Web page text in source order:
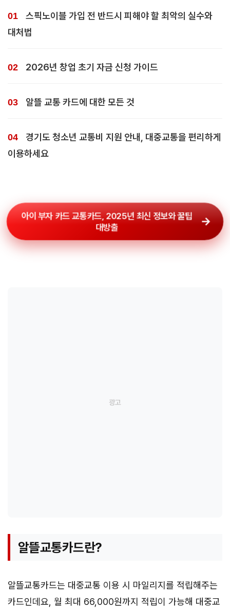
스픽노이블 가입 전 반드시 피해야 할 최악의 실수와
대처법
2026년 창업 초기 자금 신청 가이드
알뜰 교통 카드에 대한 모든 것
경기도 청소년 교통비 지원 안내, 대중교통을 편리하게
이용하세요
아이 부자 카드 교통카드, 2025년 최신 정보와 꿀팁
대방출
알뜰교통카드란?
알뜰교통카드는 대중교통 이용 시 마일리지를 적립해주는
카드인데요, 월 최대 66,000원까지 적립이 가능해 대중교